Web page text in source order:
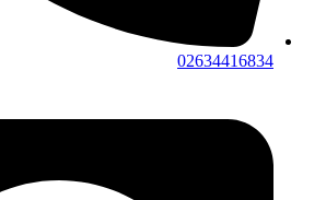
02634416834